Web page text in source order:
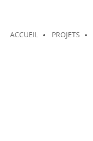
ACCUEIL PROJETS